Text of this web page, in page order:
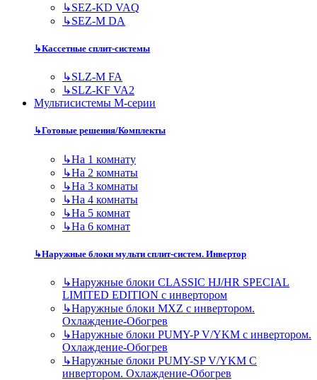
↳SEZ-KD VAQ
↳SEZ-M DA
↳Кассетные сплит-системы
↳SLZ-M FA
↳SLZ-KF VA2
Мультисистемы M-серии
↳Готовые решения/Комплекты
↳На 1 комнату
↳На 2 комнаты
↳На 3 комнаты
↳На 4 комнаты
↳На 5 комнат
↳На 6 комнат
↳Наружные блоки мульти сплит-систем. Инвертор
↳Наружные блоки CLASSIC HJ/HR SPECIAL
LIMITED EDITION с инвертором
↳Наружные блоки MXZ с инвертором.
Охлаждение-Обогрев
↳Наружные блоки PUMY-P V/YKM с инвертором.
Охлаждение-Обогрев
↳Наружные блоки PUMY-SP V/YKM С
инвертором. Охлаждение-Обогрев